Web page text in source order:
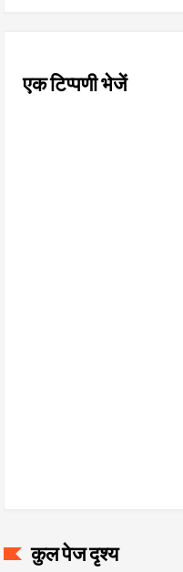
एक टिप्पणी भेजें
कुल पेज दृश्य